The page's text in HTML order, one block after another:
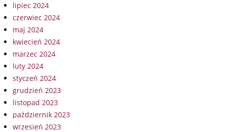
lipiec 2024
czerwiec 2024
maj 2024
kwiecień 2024
marzec 2024
luty 2024
styczeń 2024
grudzień 2023
listopad 2023
październik 2023
wrzesień 2023